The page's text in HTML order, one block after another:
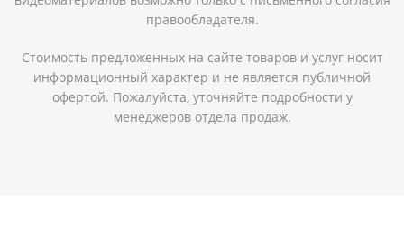
правообладателя.
Стоимость предложенных на сайте товаров и услуг носит
информационный характер и не является публичной
офертой. Пожалуйста, уточняйте подробности у
менеджеров отдела продаж.